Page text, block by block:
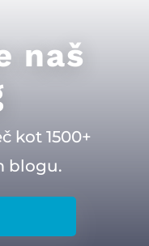
naš
kot 1500+
blogu.